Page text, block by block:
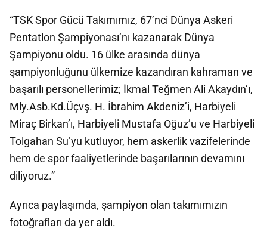
“TSK Spor Gücü Takımımız, 67’nci Dünya Askeri
Pentatlon Şampiyonası’nı kazanarak Dünya
Şampiyonu oldu. 16 ülke arasında dünya
şampiyonluğunu ülkemize kazandıran kahraman ve
başarılı personellerimiz; İkmal Teğmen Ali Akaydın’ı,
Mly.Asb.Kd.Üçvş. H. İbrahim Akdeniz’i, Harbiyeli
Miraç Birkan’ı, Harbiyeli Mustafa Oğuz’u ve Harbiyeli
Tolgahan Su’yu kutluyor, hem askerlik vazifelerinde
hem de spor faaliyetlerinde başarılarının devamını
diliyoruz.”
Ayrıca paylaşımda, şampiyon olan takımımızın
fotoğrafları da yer aldı.